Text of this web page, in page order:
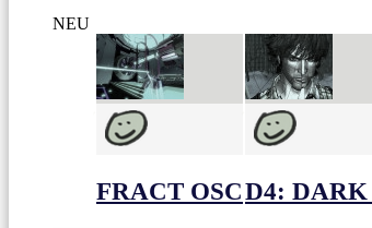
NEU
FRACT OSCD4: DARK